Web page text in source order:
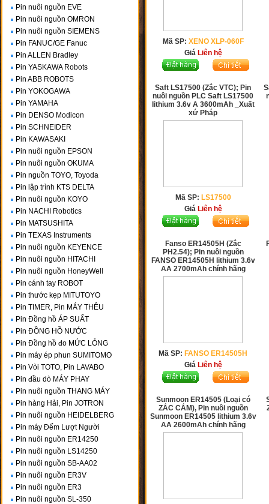
Pin nuôi nguồn EVE
Pin nuôi nguồn OMRON
Pin nuôi nguồn SIEMENS
Pin FANUC/GE Fanuc
Pin ALLEN Bradley
Pin YASKAWA Robots
Pin ABB ROBOTS
Pin YOKOGAWA
Pin YAMAHA
Pin DENSO Modicon
Pin SCHNEIDER
Pin KAWASAKI
Pin nuôi nguồn EPSON
Pin nuôi nguồn OKUMA
Pin nguồn TOYO, Toyoda
Pin lập trình KTS DELTA
Pin nuôi nguồn KOYO
Pin NACHI Robotics
Pin MATSUSHITA
Pin TEXAS Instruments
Pin nuôi nguồn KEYENCE
Pin nuôi nguồn HITACHI
Pin nuôi nguồn HoneyWell
Pin cánh tay ROBOT
Pin thước kẹp MITUTOYO
Pin TIMER, Pin MÁY THÊU
Pin Đồng hồ ÁP SUẤT
Pin ĐỒNG HỒ NƯỚC
Pin Đồng hồ đo MỨC LỎNG
Pin máy ép phun SUMITOMO
Pin Vòi TOTO, Pin LAVABO
Pin đầu dò MÁY PHAY
Pin nuôi nguồn THANG MÁY
Pin hàng Hải, Pin JOTRON
Pin nuôi nguồn HEIDELBERG
Pin máy Đếm Lượt Người
Pin nuôi nguồn ER14250
Pin nuôi nguồn LS14250
Pin nuôi nguồn SB-AA02
Pin nuôi nguồn ER3V
Pin nuôi nguồn ER3
Pin nuôi nguồn SL-350
Mã SP: XENO XLP-060F
Giá Liên hệ
Saft LS17500 (Zắc VTC); Pin
nuôi nguồn PLC Saft LS17500
lithium 3.6v A 3600mAh _Xuất
xứ Pháp
Mã SP: LS17500
Giá Liên hệ
Fanso ER14505H (Zắc
PH2.54); Pin nuôi nguồn
FANSO ER14505H lithium 3.6v
AA 2700mAh chính hãng
Mã SP: FANSO ER14505H
Giá Liên hệ
Sunmoon ER14505 (Loại có
ZẮC CẮM), Pin nuôi nguồn
Sunmoon ER14505 lithium 3.6v
AA 2600mAh chính hãng